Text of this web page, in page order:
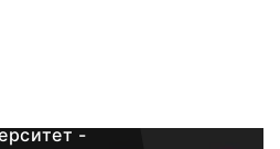
учреждений
-